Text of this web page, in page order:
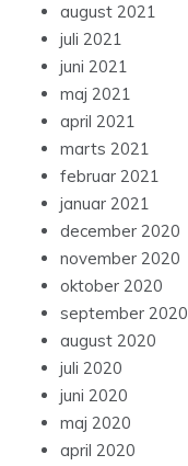
august 2021
juli 2021
juni 2021
maj 2021
april 2021
marts 2021
februar 2021
januar 2021
december 2020
november 2020
oktober 2020
september 2020
august 2020
juli 2020
juni 2020
maj 2020
april 2020